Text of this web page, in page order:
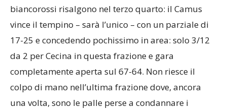
biancorossi risalgono nel terzo quarto: il Camus
vince il tempino – sarà l’unico – con un parziale di
17-25 e concedendo pochissimo in area: solo 3/12
da 2 per Cecina in questa frazione e gara
completamente aperta sul 67-64. Non riesce il
colpo di mano nell’ultima frazione dove, ancora
una volta, sono le palle perse a condannare i